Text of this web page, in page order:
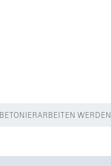
BETONIERARBEITEN